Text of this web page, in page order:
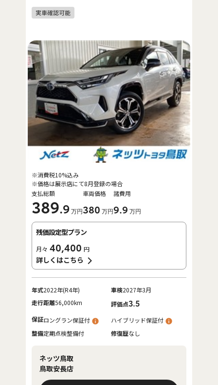
支払総額
389.9 万円
車両価格
380 万円
諸費用
9.9 万円
※消費税10%込み
※価格は展示店にて8月登録の場合
残価設定型プラン
月々 40,400 円
詳しくはこちら
年式2022年(R4年) 車検2027年3月
走行距離56,000km 評価点3.5
保証ロングラン保証付
ハイブリッド保証付
整備定期点検整備付 修復歴なし
ネッツ鳥取
鳥取安長店